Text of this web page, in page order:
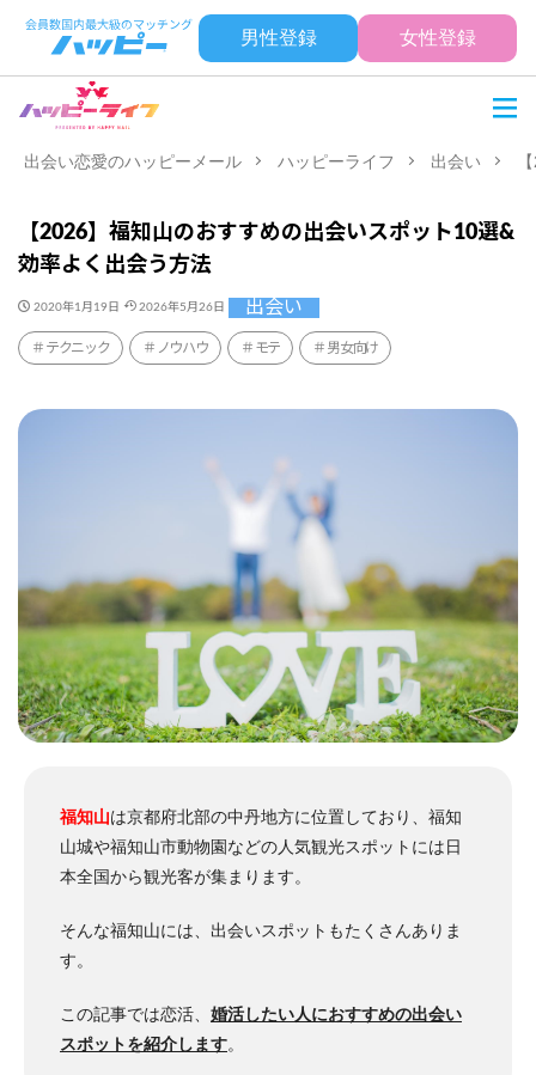
男性登録 女性登録
出会い恋愛のハッピーメール ハッピーライフ 出会い
【2026】福知山のおすすめの出会いスポット10選&
効率よく出会う方法
2020年1月19日 2026年5月26日 出会い
テクニック ノウハウ モテ 男女向け
福知山は京都府北部の中丹地方に位置しており、福知
山城や福知山市動物園などの人気観光スポットには日
本全国から観光客が集まります。
そんな福知山には、出会いスポットもたくさんありま
す。
この記事では恋活、 婚活したい人におすすめの出会い
スポットを紹介します。